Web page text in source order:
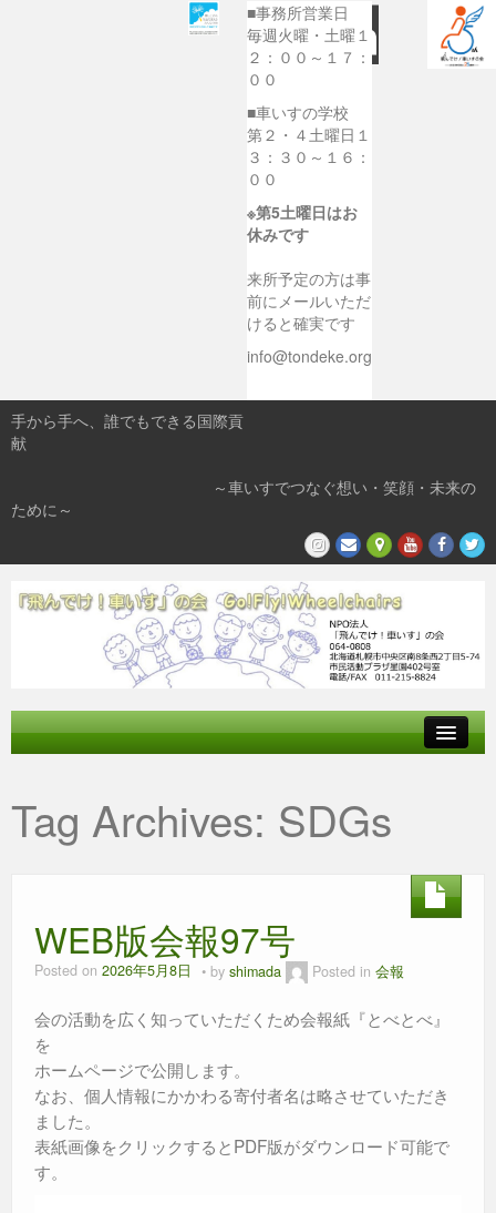
■事務所営業日
毎週火曜・土曜１
２：００～１７：
００
■車いすの学校
第２・４土曜日１
３：３０～１６：
００
※第5土曜日はお
休みです
来所予定の方は事
前にメールいただ
けると確実です
info@tondeke.org
手から手へ、誰でもできる国際貢
献
～車いすでつなぐ想い・笑顔・未来の
ために～
参加する
Tag Archives: SDGs
WEB版会報97号
Posted on 2026年5月8日 by shimada Posted in 会報
会の活動を広く知っていただくため会報紙『とべとべ』
を
ホームページで公開します。
なお、個人情報にかかわる寄付者名は略させていただき
ました。
表紙画像をクリックするとPDF版がダウンロード可能で
す。